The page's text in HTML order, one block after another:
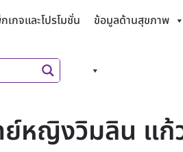
เกจและโปรโมชั่น ข้อมูลด้านสุขภาพ
หญิงวิมลิน แก้